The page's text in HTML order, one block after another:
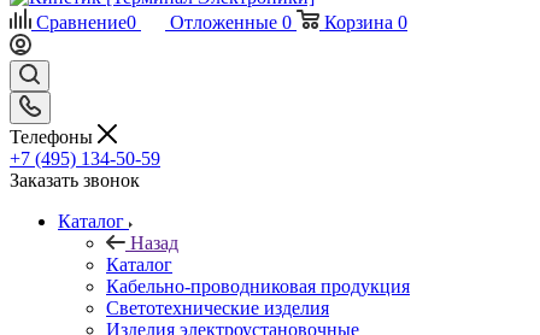
Сравнение0 Отложенные 0 Корзина 0
Телефоны
+7 (495) 134-50-59
Заказать звонок
Каталог
Назад
Каталог
Кабельно-проводниковая продукция
Светотехнические изделия
Изделия электроустановочные